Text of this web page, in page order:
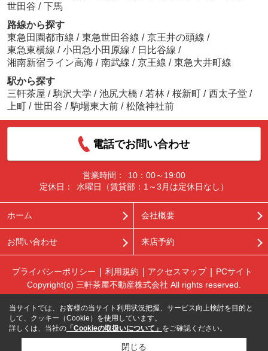
世田谷 /
下馬
路線から探す
東急田園都市線 / 東急世田谷線 / 京王井の頭線 /
東急東横線 / 小田急小田原線 / 日比谷線 /
湘南新宿ライン高海 / 南武線 / 京王線 / 東急大井町線
駅から探す
三軒茶屋 / 駒沢大学 / 池尻大橋 / 若林 / 桜新町 / 西太子堂 /
上町
/ 世田谷 / 駒場東大前 / 松陰神社前
電話でお問い合わせ
営業時間：
10：00～19:00
定休日：
水曜日（賃貸部：1～3月は定休日なし）
ホーム 会社概要
お問い合わせ 来店予約
プライバシーポリシー 利用規約 アクセスマップ
PCサイト
Copyright(c) 三軒茶屋不動産株式会社 All rights reserved.
当サイトでは、お客様の当サイト利用状況把握、サービス向上検討を目的と
して、クッキー（Cookie）を使用しています。
詳しくは、当社の 「Cookieの取扱いについて」 をご確認ください。
閉じる